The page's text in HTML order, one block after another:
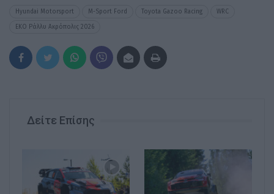
Hyundai Motorsport M-Sport Ford Toyota Gazoo Racing WRC
ΕΚΟ Ράλλυ Ακρόπολις 2026
Δείτε Επίσης